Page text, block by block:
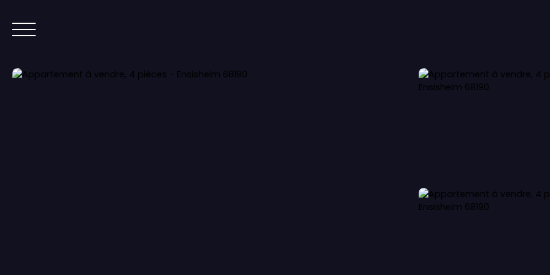
ACCUEIL ACHETER IMMOBILIER NEUF OFFRE IMMO-SENIOR Service